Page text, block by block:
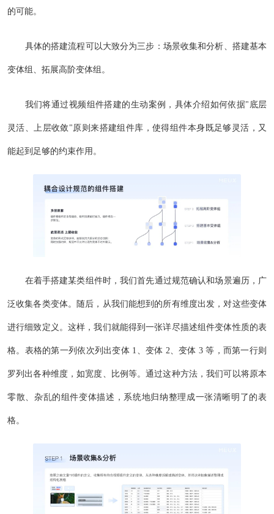
的可能。
具体的搭建流程可以大致分为三步：场景收集和分析、搭建基本
变体组、拓展高阶变体组。
我们将通过视频组件搭建的生动案例，具体介绍如何依据"底层
灵活、上层收敛"原则来搭建组件库，使得组件本身既足够灵活，又
能起到足够的约束作用。
在着手搭建某类组件时，我们首先通过规范确认和场景遍历，广
泛收集各类变体。随后，从我们能想到的所有维度出发，对这些变体
进行细致定义。这样，我们就能得到一张详尽描述组件变体性质的表
格。表格的第一列依次列出变体 1、变体 2、变体 3 等，而第一行则
罗列出各种维度，如宽度、比例等。通过这种方法，我们可以将原本
零散、杂乱的组件变体描述，系统地归纳整理成一张清晰明了的表
格。